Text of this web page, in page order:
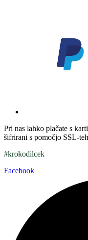
Pri nas lahko plačate s
šifrirani s pomočjo SSL-
#krokodilcek
Facebook